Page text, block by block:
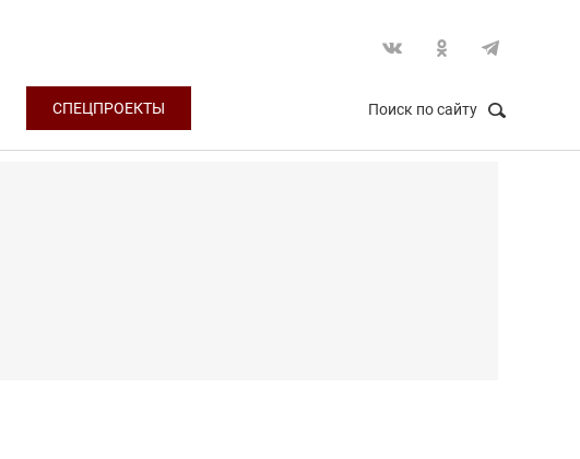
СПЕЦПРОЕКТЫ Поиск по сайту